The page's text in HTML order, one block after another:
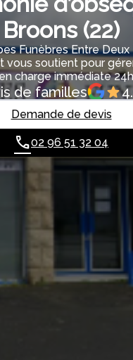
Broons (22)
Funèbres Entre Deux
soutient pour
charge immédiate
de familles
Demande de devis
02 96 51 32 04